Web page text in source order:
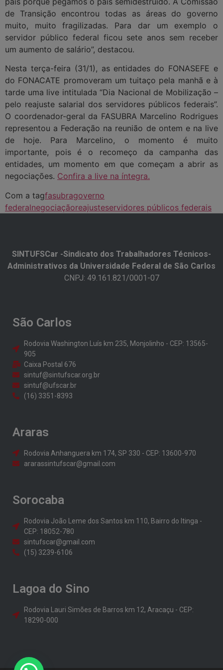
de Transição encontrou todas as áreas do governo
muito, muito fragilizadas. Para dar um exemplo o
servidor público federal ficou sete anos sem receber
um aumento de salário”, destacou.
Nesta terça-feira (31/1), as entidades do FONASEFE e
do FONACATE promoveram um tuitaço pela manhã e à
tarde uma live intitulada “Dia Nacional de Mobilização –
pelo reajuste salarial dos servidores públicos federais”.
O coordenador-geral da FASUBRA Marcelino Rodrigues
representou a Federação na reunião de ontem e na live
de hoje. Para Marcelino, o momento é muito
importante, pois é o recomeço da campanha das
entidades, um momento em que começam a abrir as
negociações. Confira a live na íntegra.
Com a tagfasubragoverno
federalnegociaçãoreajusteservidores públicos federais
SINTUFSCar -Sindicato dos Trabalhadores Técnicos-
Administrativos da Universidade Federal de São Carlos​
CNPJ: 49.161.821/0001-07
São Carlos
Rodovia Washington Luís km 235, Monjolinho - CEP: 13565-
905
Caixa Postal 676
sintuf@sintufscar.org.br
sintuf@ufscar.br
(16) 3351-8393
Araras
Rodovia Anhanguera km 174, SP 330 - CEP: 13600-970
ararassintufscar@gmail.com
Sorocaba
Rodovia João Leme dos Santos km 110, Bairro do Itinga -
CEP: 18052-780
sintufscar@gmail.com
(15) 3239-6106
Lagoa do Sino
Rodovia Lauri Simões de Barros km 12, Aracaçu - CEP:
18290-000